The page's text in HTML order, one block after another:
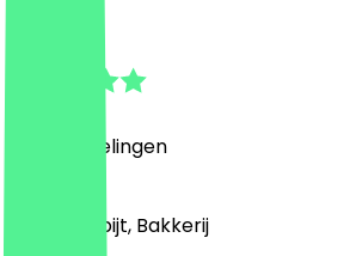
Beoordelingen
Café, Ontbijt, Bakkerij